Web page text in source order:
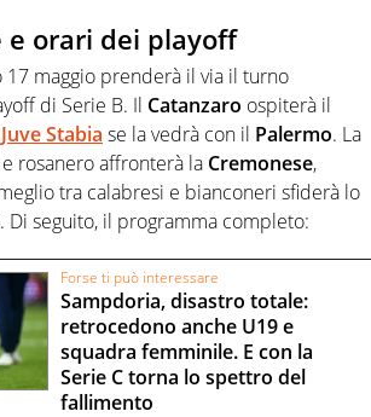
e orari dei playoff
maggio prenderà il via il turno
di Serie B. Il Catanzaro ospiterà il
JuveStabia se la vedrà con il Palermo. La
rosanero affronterà la Cremonese,
tra calabresi e bianconeri sfiderà lo
Di seguito, il programma completo:
Forse ti può interessare
Sampdoria, disastro totale:
retrocedono anche U19 e
squadra femminile. E con la
Serie C torna lo spettro del
fallimento